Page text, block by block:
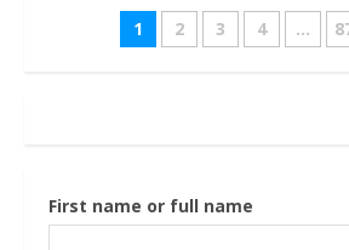
Navigazione
1 2 3 4 …
First name or full name